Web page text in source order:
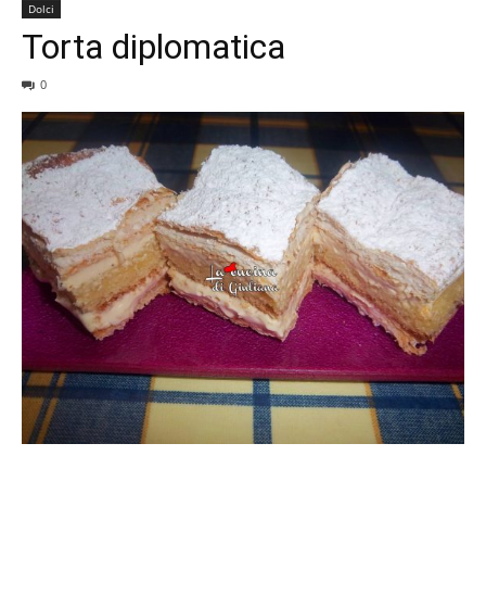
Dolci
Torta diplomatica
0